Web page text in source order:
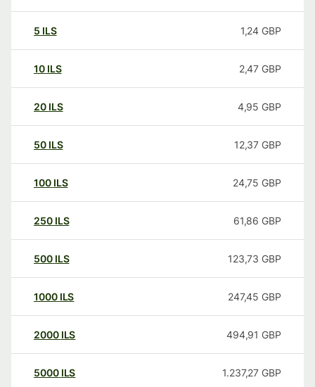
5 ILS 1,24 GBP
10 ILS 2,47 GBP
20 ILS 4,95 GBP
50 ILS 12,37 GBP
100 ILS 24,75 GBP
250 ILS 61,86 GBP
500 ILS 123,73 GBP
1000 ILS 247,45 GBP
2000 ILS 494,91 GBP
5000 ILS 1.237,27 GBP